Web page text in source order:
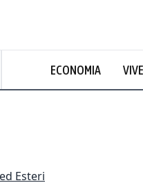
ECONOMIA
Esteri